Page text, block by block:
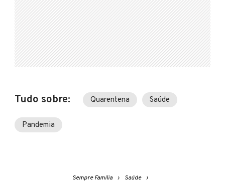
Tudo sobre: Quarentena Saúde
Pandemia
Sempre Família
Saúde